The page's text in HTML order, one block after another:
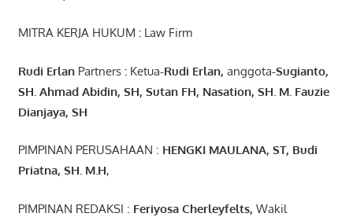
MITRA KERJA HUKUM : Law Firm
Rudi ErlanPartners : Ketua-Rudi Erlan, anggota-Sugianto,
SH. Ahmad Abidin, SH, SutanFH, Nasation, SH. M. Fauzie
Dianjaya, SH
PIMPINAN PERUSAHAAN : HENGKI MAULANA, ST, Budi
Priatna, SH. M.H,
PIMPINAN REDAKSI : Feriyosa Cherleyfelts, Wakil